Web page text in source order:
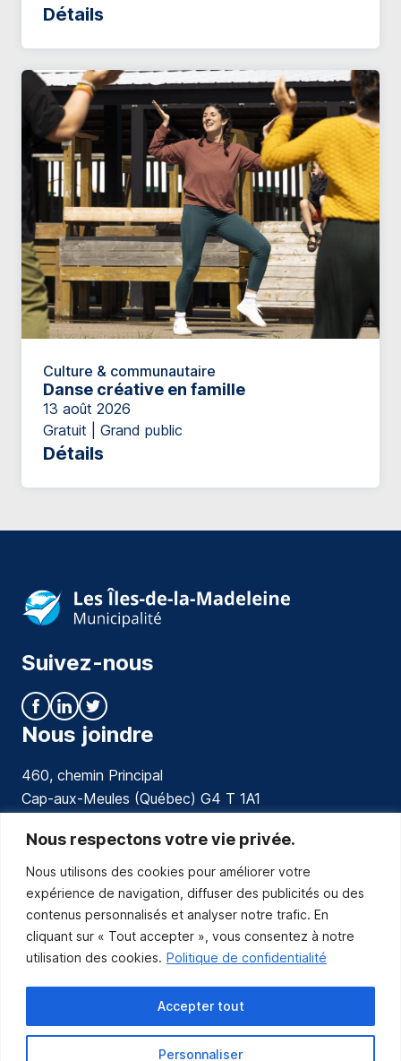
Nous respectons votre vie privée.
Nous utilisons des cookies pour améliorer votre
expérience de navigation, diffuser des publicités ou des
contenus personnalisés et analyser notre trafic. En
cliquant sur « Tout accepter », vous consentez à notre
utilisation des cookies. Politique de confidentialité
Personnaliser
Accepter tout
Détails
Culture & communautaire
Danse créative en famille
13 août 2026
Gratuit | Grand public
Détails
Suivez-nous
Nous joindre
460, chemin Principal
Cap-aux-Meules (Québec) G4 T 1A1
communications@muniles.ca
418 986-3100
Composez le 1 en tout temps pour toutes urgences.
Abonnez-vous
Abonnez-vous pour recevoir les nouvelles
de la Municipalité par courriel.